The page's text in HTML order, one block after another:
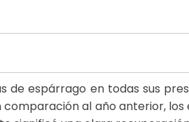
de espárrago en todas sus
comparación al año anterior,